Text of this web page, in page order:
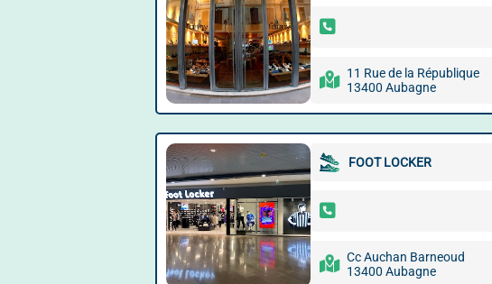
11 Rue de la République
13400 Aubagne
FOOT LOCKER
Cc Auchan Barneoud
13400 Aubagne